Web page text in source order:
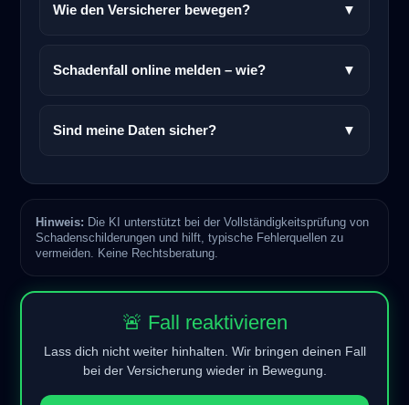
Wie den Versicherer bewegen? ▼
Schadenfall online melden – wie? ▼
Sind meine Daten sicher? ▼
Hinweis: Die KI unterstützt bei der Vollständigkeitsprüfung von
Schadenschilderungen und hilft, typische Fehlerquellen zu
vermeiden. Keine Rechtsberatung.
🚨 Fall reaktivieren
Lass dich nicht weiter hinhalten. Wir bringen deinen Fall
bei der Versicherung wieder in Bewegung.